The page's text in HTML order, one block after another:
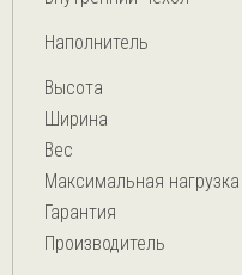
Наполнитель
Высота
Ширина
Вес
Максимальная нагрузка
Гарантия
Производитель